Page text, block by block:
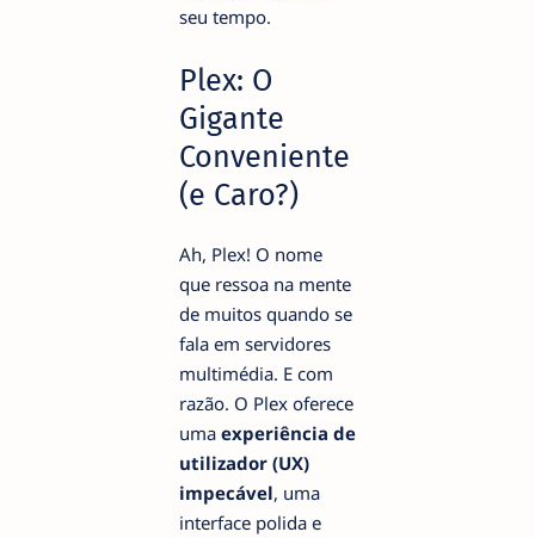
seu tempo.
Plex: O
Gigante
Conveniente
(e Caro?)
Ah, Plex! O nome
que ressoa na mente
de muitos quando se
fala em servidores
multimédia. E com
razão. O Plex oferece
uma experiência de
utilizador (UX)
impecável, uma
interface polida e